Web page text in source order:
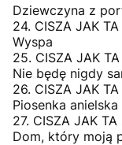
Dziewczyna z
24. CISZA JAK
Wyspa
25. CISZA JAK
Nie będę nigdy
26. CISZA JAK
Piosenka anielska
27. CISZA JAK
Dom, który moją